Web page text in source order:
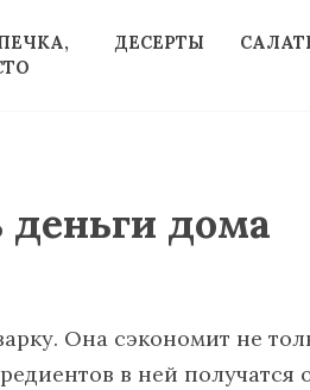
ДЕСЕРТЫ
деньги дома
Она сэкономит не
в ней получатся